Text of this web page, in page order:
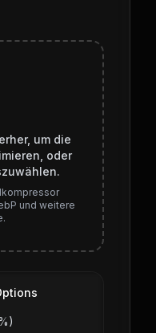
um die
oder
und weitere